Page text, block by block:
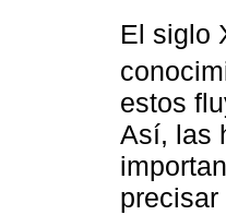
El siglo
estos
Así, las